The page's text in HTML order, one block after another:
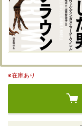
※在庫あり